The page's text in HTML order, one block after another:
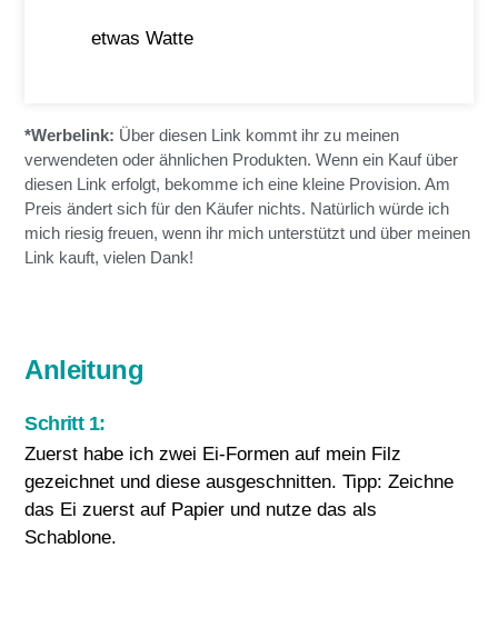
etwas Watte
*Werbelink: Über diesen Link kommt ihr zu meinen
verwendeten oder ähnlichen Produkten. Wenn ein Kauf über
diesen Link erfolgt, bekomme ich eine kleine Provision. Am
Preis ändert sich für den Käufer nichts. Natürlich würde ich
mich riesig freuen, wenn ihr mich unterstützt und über meinen
Link kauft, vielen Dank!
Anleitung
Schritt 1:
Zuerst habe ich zwei Ei-Formen auf mein Filz
gezeichnet und diese ausgeschnitten. Tipp: Zeichne
das Ei zuerst auf Papier und nutze das als
Schablone.